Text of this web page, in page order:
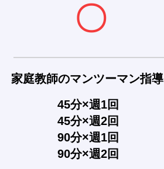
〇
家庭教師のマンツーマン指導
45分×週1回
45分×週2回
90分×週1回
90分×週2回